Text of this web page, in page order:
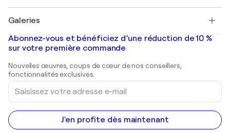
Banksy
Mr. Brainwash
Shepard Fairey
Tableaux abstraits à vendre
Peintures de paysage
Estampes
Peintures acryliques
Galeries
Galeries d'art en France
Galeries d'art en Belgique
Abonnez-vous et bénéficiez d’une réduction de 10 %
sur votre première commande
Nouvelles œuvres, coups de cœur de nos conseillers,
fonctionnalités exclusives.
Saisissez
votre
adresse
e-
mail
J'en profite dès maintenant